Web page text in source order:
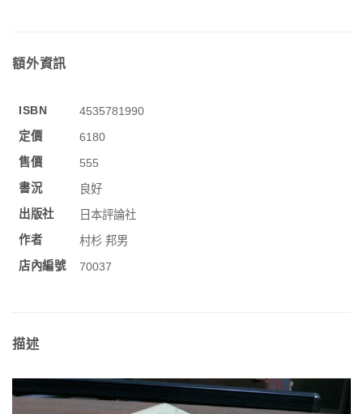
額外資訊
ISBN
4535781990
定價
6180
售價
555
書況
良好
出版社
日本評論社
作者
村杉 邦男
店內編號
70037
描述